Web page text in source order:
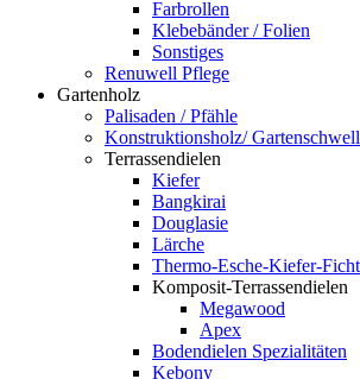
Farbrollen
Klebebänder / Folien
Sonstiges
Renuwell Pflege
Gartenholz
Palisaden / Pfähle
Konstruktionsholz/
Terrassendielen
Kiefer
Bangkirai
Douglasie
Lärche
Thermo-Esche-Kiefer-
Komposit-Terrassendielen
Megawood
Apex
Bodendielen Spezialitäten
Kebony